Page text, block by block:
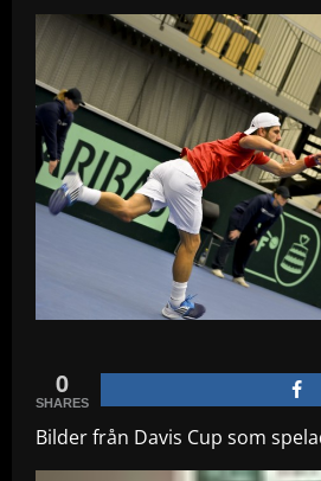
0
SHARES
Bilder från Davis Cup som